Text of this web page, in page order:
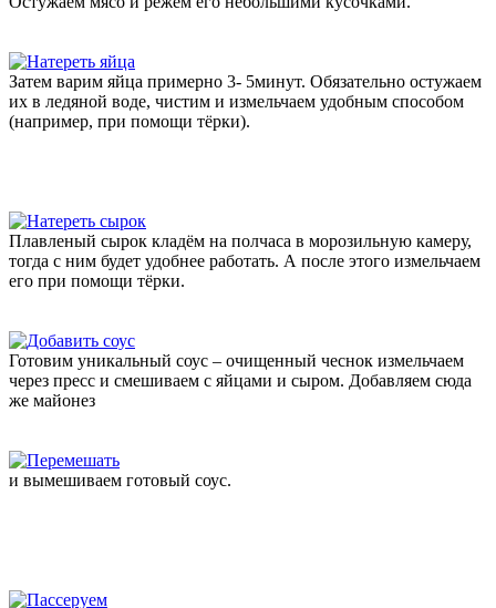
Затем варим яйца примерно 3- 5минут. Обязательно остужаем
их в ледяной воде, чистим и измельчаем удобным способом
(например, при помощи тёрки).
Плавленый сырок кладём на полчаса в морозильную камеру,
тогда с ним будет удобнее работать. А после этого измельчаем
его при помощи тёрки.
Готовим уникальный соус – очищенный чеснок измельчаем
через пресс и смешиваем с яйцами и сыром. Добавляем сюда
же майонез
и вымешиваем готовый соус.